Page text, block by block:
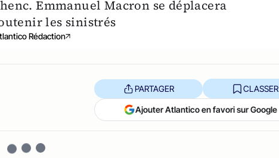
Emmanuel Macron se déplacera
les sinistrés
Rédaction
PARTAGER CLASSER
Ajouter Atlantico en favori sur Google